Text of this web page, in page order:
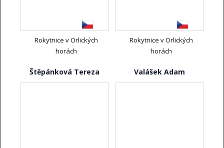
Rokytnice v Orlických
horách
Rokytnice v Orlických
horách
Štěpánková Tereza Valášek Adam